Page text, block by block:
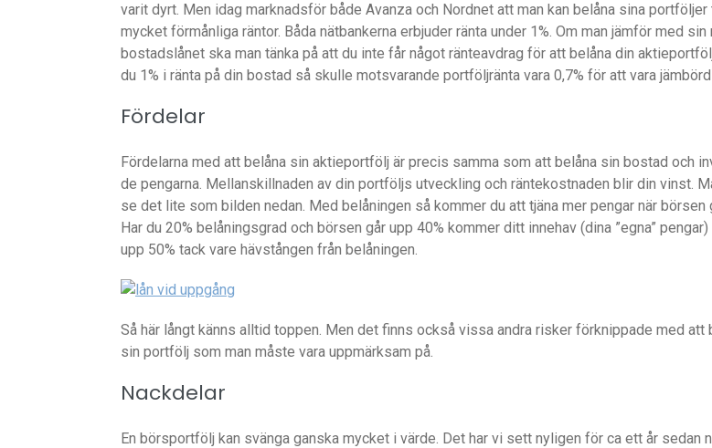
varit dyrt. Men idag marknadsför både Avanza och Nordnet att man kan belåna sina portföljer
mycket förmånliga räntor. Båda nätbankerna erbjuder ränta under 1%. Om man jämför med sin
bostadslånet ska man tänka på att du inte får något ränteavdrag för att belåna din
du 1% i ränta på din bostad så skulle motsvarande portföljränta vara 0,7% för att vara
Fördelar
Fördelarna med att belåna sin aktieportfölj är precis samma som att belåna sin bostad och
de pengarna. Mellanskillnaden av din portföljs utveckling och räntekostnaden blir din vinst.
se det lite som bilden nedan. Med belåningen så kommer du att tjäna mer pengar när börsen
Har du 20% belåningsgrad och börsen går upp 40% kommer ditt innehav (dina ”egna”
upp 50% tack vare hävstången från belåningen.
Så här långt känns alltid toppen. Men det finns också vissa andra risker förknippade med att
sin portfölj som man måste vara uppmärksam på.
Nackdelar
En börsportfölj kan svänga ganska mycket i värde. Det har vi sett nyligen för ca ett år sedan